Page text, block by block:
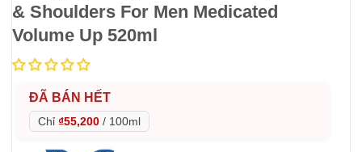
& Shoulders For Men Medicated
Volume Up 520ml
ĐÃ BÁN HẾT
Chỉ ₫55,200 / 100ml